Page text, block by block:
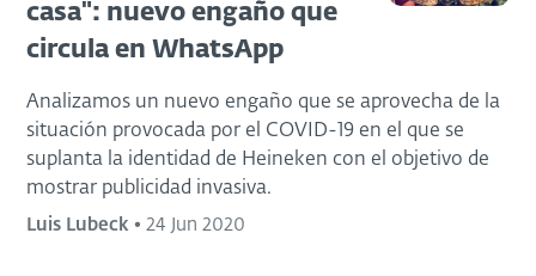
casa": nuevo engaño que
circula en WhatsApp
Analizamos un nuevo engaño que se aprovecha de la
situación provocada por el COVID-19 en el que se
suplanta la identidad de Heineken con el objetivo de
mostrar publicidad invasiva.
Luis Lubeck • 24 Jun 2020